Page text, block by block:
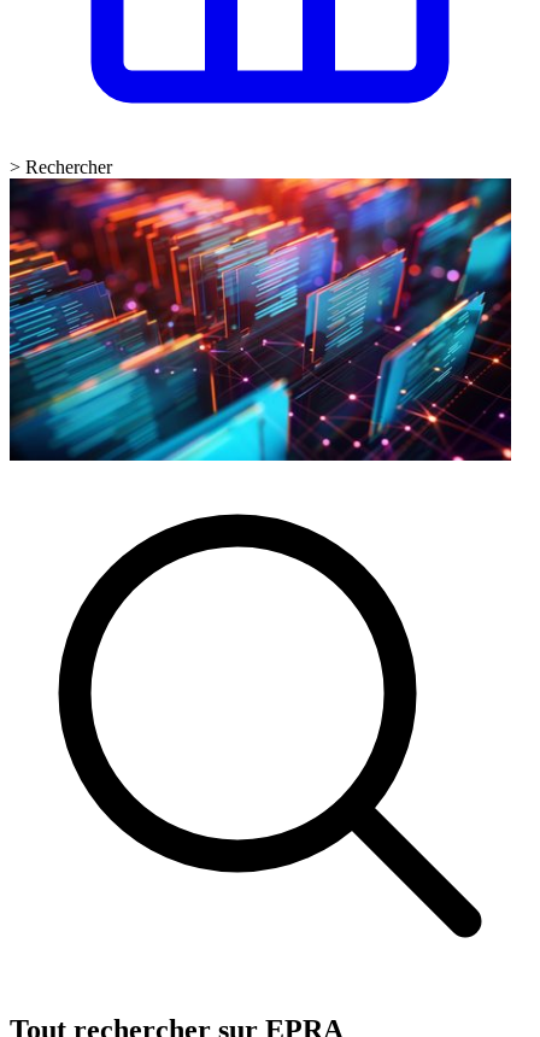
> Rechercher
Tout rechercher sur EPRA